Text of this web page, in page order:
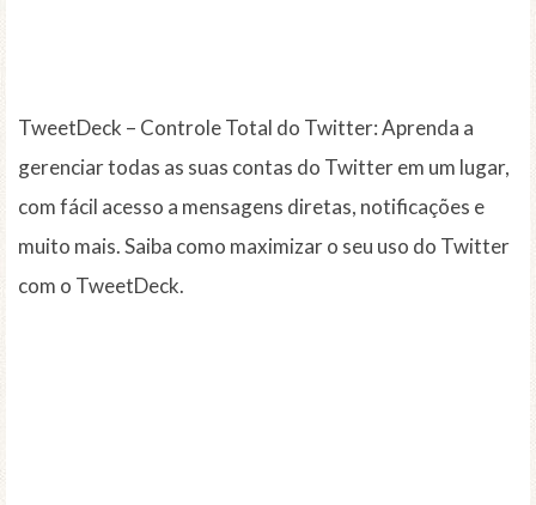
TweetDeck – Controle Total do Twitter: Aprenda a
gerenciar todas as suas contas do Twitter em um lugar,
com fácil acesso a mensagens diretas, notificações e
muito mais. Saiba como maximizar o seu uso do Twitter
com o TweetDeck.